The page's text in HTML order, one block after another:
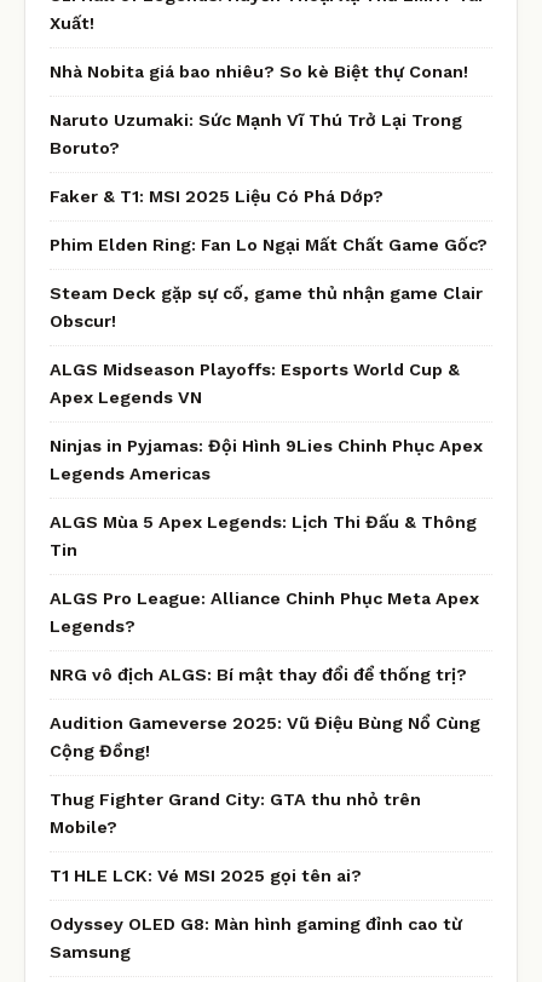
Xuất!
Nhà Nobita giá bao nhiêu? So kè Biệt thự Conan!
Naruto Uzumaki: Sức Mạnh Vĩ Thú Trở Lại Trong
Boruto?
Faker & T1: MSI 2025 Liệu Có Phá Dớp?
Phim Elden Ring: Fan Lo Ngại Mất Chất Game Gốc?
Steam Deck gặp sự cố, game thủ nhận game Clair
Obscur!
ALGS Midseason Playoffs: Esports World Cup &
Apex Legends VN
Ninjas in Pyjamas: Đội Hình 9Lies Chinh Phục Apex
Legends Americas
ALGS Mùa 5 Apex Legends: Lịch Thi Đấu & Thông
Tin
ALGS Pro League: Alliance Chinh Phục Meta Apex
Legends?
NRG vô địch ALGS: Bí mật thay đổi để thống trị?
Audition Gameverse 2025: Vũ Điệu Bùng Nổ Cùng
Cộng Đồng!
Thug Fighter Grand City: GTA thu nhỏ trên
Mobile?
T1 HLE LCK: Vé MSI 2025 gọi tên ai?
Odyssey OLED G8: Màn hình gaming đỉnh cao từ
Samsung